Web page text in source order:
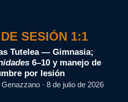
SESIÓN 1:1
Tutelea — Gimnasia;
6–10 y manejo de
por lesión
· 8 de julio de 2026